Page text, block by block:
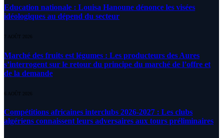
Education nationale : Louisa Hanoune dénonce les visées
idéologiques au dépend du secteur
7 AOÛT 2026
Marché des fruits est légumes : Les producteurs des Aures
s’interrogent sur le retour du principe du marché de l’offre et
de la demande
6 AOÛT 2026
Compétitions africaines interclubs 2026-2027 : Les clubs
algériens connaissent leurs adversaires aux tours préliminaires